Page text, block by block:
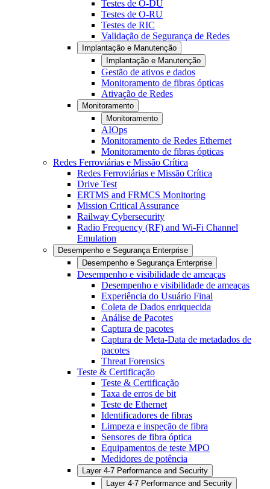
Testes de O-DU
Testes de O-RU
Testes de RIC
Validação de Segurança de Redes
Implantação e Manutenção
Implantação e Manutenção
Gestão de ativos e dados
Monitoramento de fibras ópticas
Ativação de Redes
Monitoramento
Monitoramento
AIOps
Monitoramento de Redes Ethernet
Monitoramento de fibras ópticas
Redes Ferroviárias e Missão Crítica
Redes Ferroviárias e Missão Crítica
Drive Test
ERTMS and FRMCS Monitoring
Mission Critical Assurance
Railway Cybersecurity
Radio Frequency (RF) and Wi-Fi Channel
Emulation
Desempenho e Segurança Enterprise
Desempenho e Segurança Enterprise
Desempenho e visibilidade de ameaças
Desempenho e visibilidade de ameaças
Experiência do Usuário Final
Coleta de Dados enriquecida
Análise de Pacotes
Captura de pacotes
Captura de Meta-Data de metadados de
pacotes
Threat Forensics
Teste & Certificação
Teste & Certificação
Taxa de erros de bit
Teste de Ethernet
Identificadores de fibras
Limpeza e inspeção de fibra
Sensores de fibra óptica
Equipamentos de teste MPO
Medidores de potência
Layer 4-7 Performance and Security
Layer 4-7 Performance and Security